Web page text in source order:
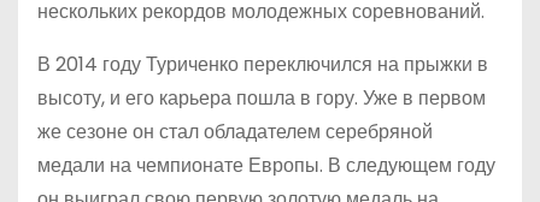
нескольких рекордов молодежных соревнований.
В 2014 году Туриченко переключился на прыжки в
высоту, и его карьера пошла в гору. Уже в первом
же сезоне он стал обладателем серебряной
медали на чемпионате Европы. В следующем году